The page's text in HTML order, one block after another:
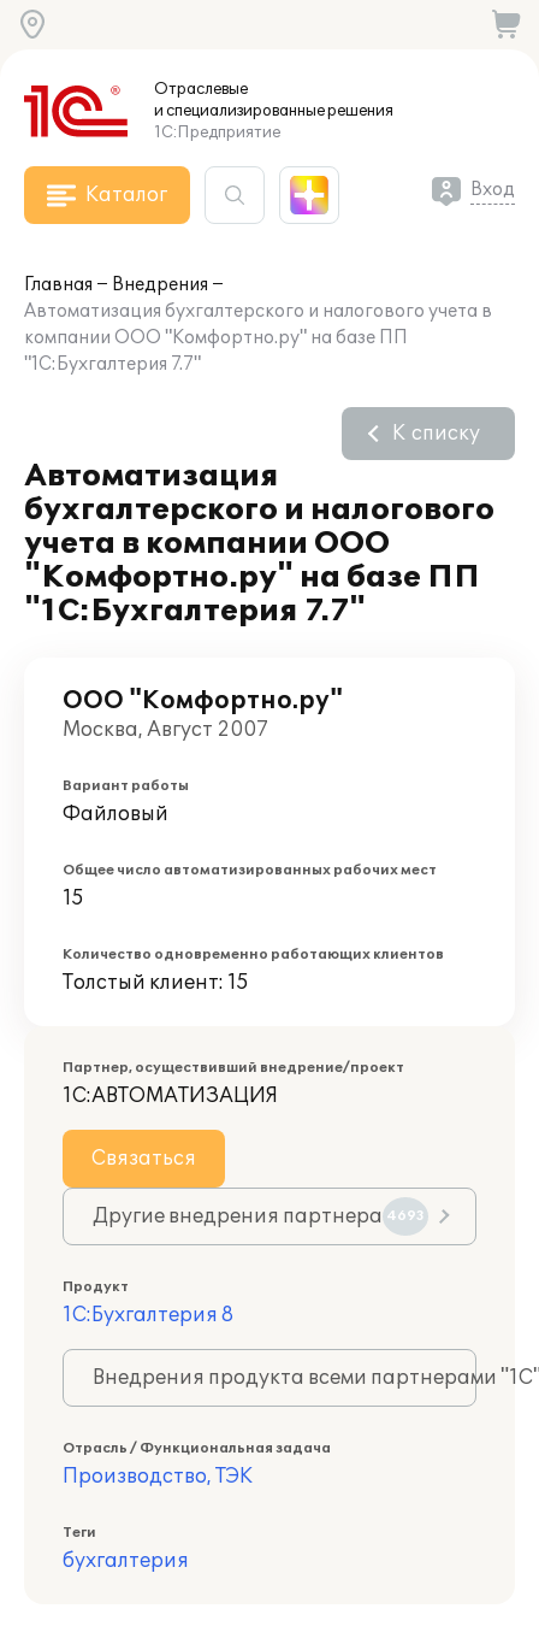
Отраслевые
и специализированныерешения
1С:Предприятие
Каталог Вход
Главная
Внедрения
Автоматизация бухгалтерского и налогового учета в
компании ООО "Комфортно.ру" на базе ПП
"1С:Бухгалтерия 7.7"
Автоматизация
бухгалтерского и налогового
учета в компании ООО
"Комфортно.ру" на базе ПП
"1С:Бухгалтерия 7.7"
К списку
ООО "Комфортно.ру"
Москва, Август 2007
Вариант работы
Файловый
Общее число автоматизированных рабочих мест
15
Количество одновременно работающих клиентов
Толстый клиент: 15
Партнер, осуществивший внедрение/проект
1С:АВТОМАТИЗАЦИЯ
Связаться
Другие внедрения партнера 4693
Продукт
1С:Бухгалтерия 8
Внедрения продукта всеми партнерами
Отрасль / Функциональная задача
Производство, ТЭК
Теги
бухгалтерия